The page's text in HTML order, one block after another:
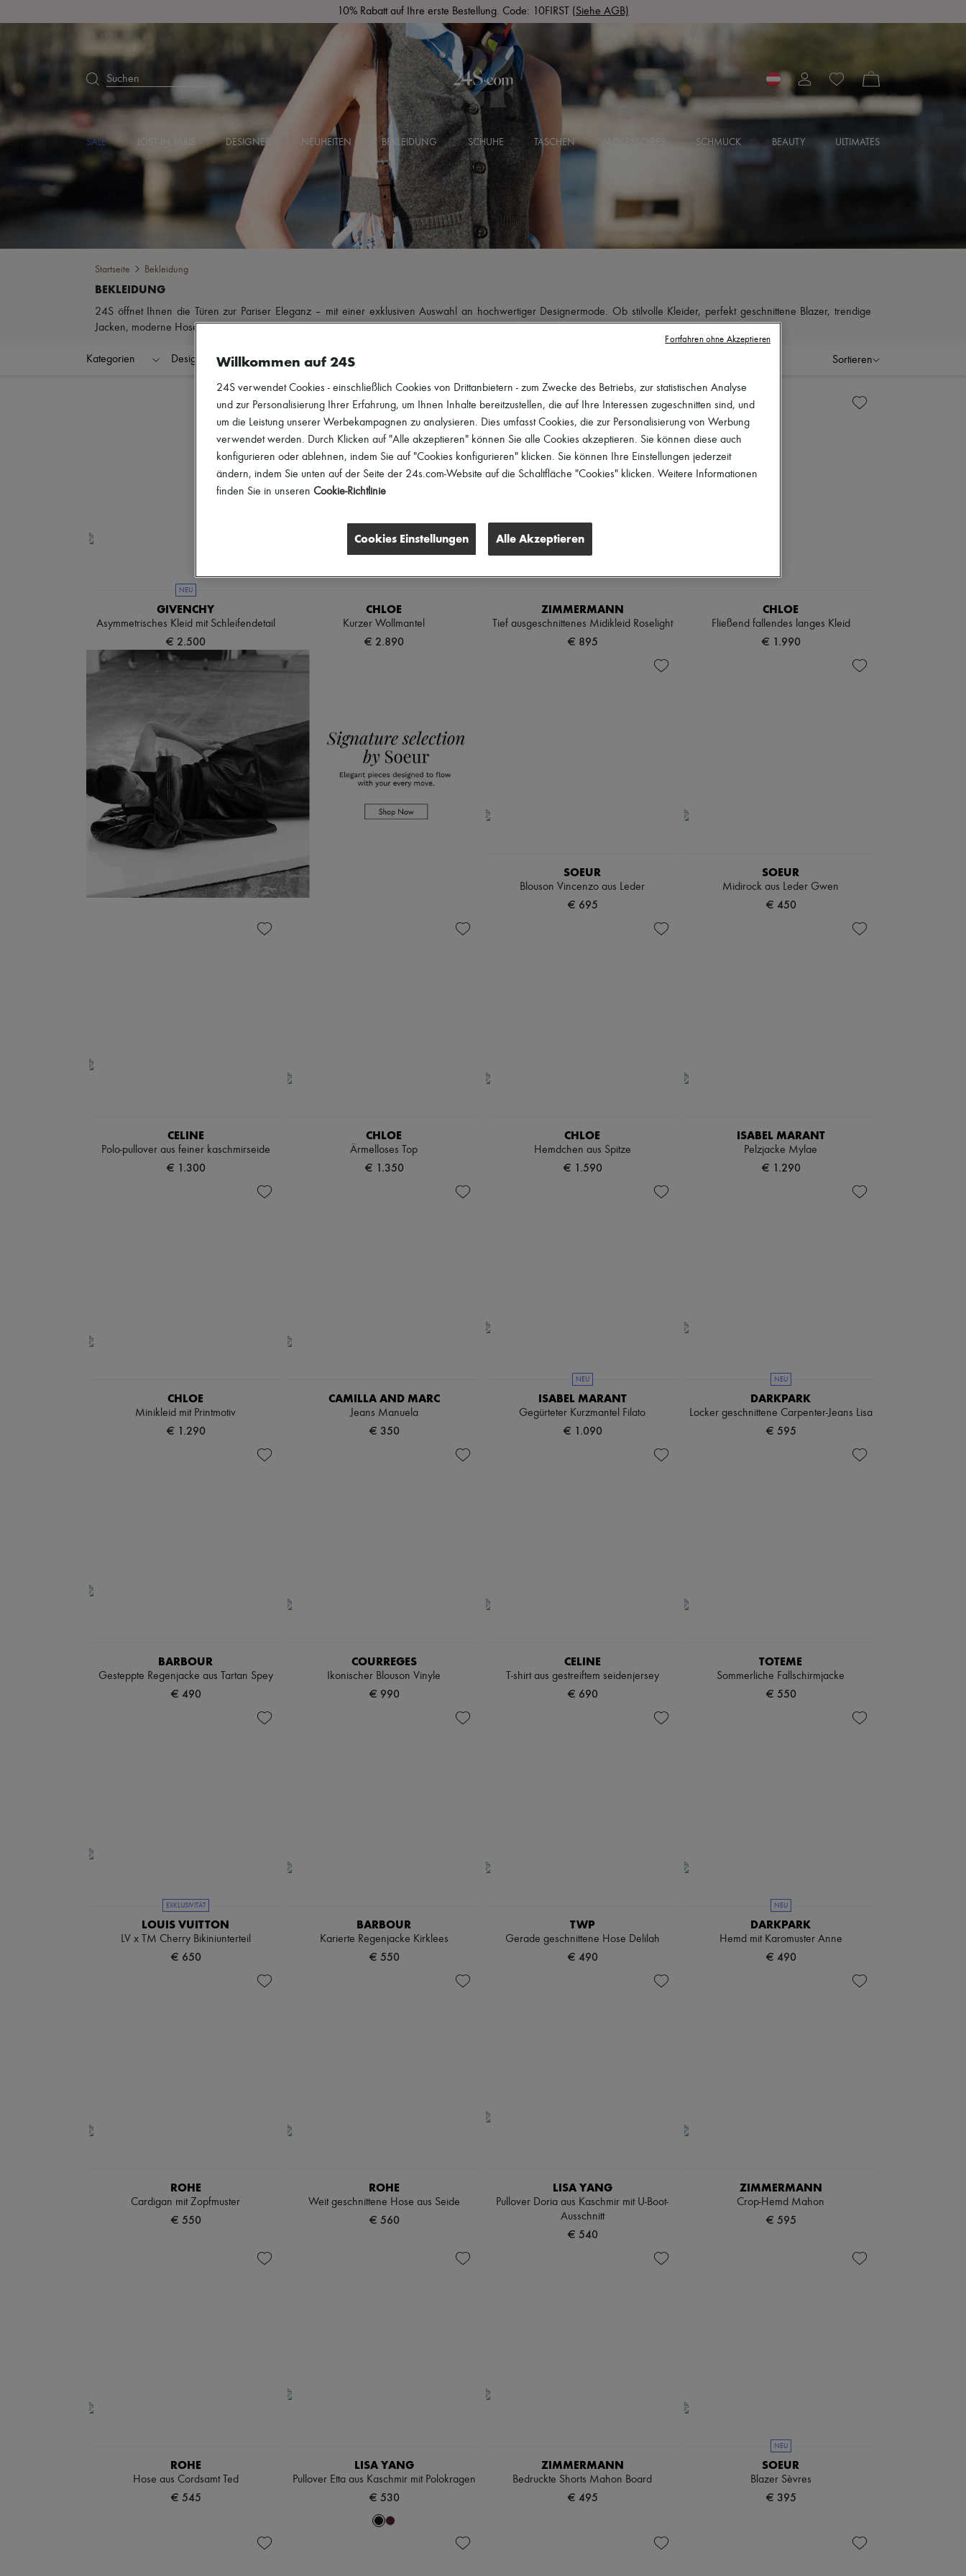
10% Rabatt auf Ihre erste Bestellung. Code: 10FIRST (Siehe AGB)
Suchen
SALE LOST IN PARIS DESIGNER NEUHEITEN BEKLEIDUNG SCHUHE TASCHEN ACCESSOIRES SCHMUCK BEAUTY ULTIMATES
Startseite Bekleidung
24S öffnet Ihnen die Türen zur Pariser Eleganz – mit einer exklusiven Auswahl an hochwertiger Designermode. Ob stilvolle Kleider, perfekt geschnittene Blazer, trendige
Jacken, moderne Hosen oder feine Blusen – gönnen Sie sich Looks, die Ihre Persönlichkeit unterstreichen, und veredeln Ihre Tages- und Abendoutfits.
Kategorien Designer Farben Größen Sortieren
NEU
GIVENCHY
Asymmetrisches Kleid mit Schleifendetail
€ 2.500
CHLOE
Kurzer Wollmantel
€ 2.890
ZIMMERMANN
Tief ausgeschnittenes Midikleid Roselight
€ 895
CHLOE
Fließend fallendes langes Kleid
€ 1.990
SOEUR
Blouson Vincenzo aus Leder
€ 695
SOEUR
Midirock aus Leder Gwen
€ 450
CELINE
Polo-pullover aus feiner kaschmirseide
€ 1.300
CHLOE
Ärmelloses Top
€ 1.350
CHLOE
Hemdchen aus Spitze
€ 1.590
ISABEL MARANT
Pelzjacke Mylae
€ 1.290
CHLOE
Minikleid mit Printmotiv
€ 1.290
CAMILLA AND MARC
Jeans Manuela
€ 350
NEU
ISABEL MARANT
Gegürteter Kurzmantel Filato
€ 1.090
NEU
DARKPARK
Locker geschnittene Carpenter-Jeans Lisa
€ 595
BARBOUR
Gesteppte Regenjacke aus Tartan Spey
€ 490
COURREGES
Ikonischer Blouson Vinyle
€ 990
CELINE
T-shirt aus gestreiftem seidenjersey
€ 690
TOTEME
Sommerliche Fallschirmjacke
€ 550
EXKLUSIVITÄT
LOUIS VUITTON
LV x TM Cherry Bikiniunterteil
€ 650
BARBOUR
Karierte Regenjacke Kirklees
€ 550
TWP
Gerade geschnittene Hose Delilah
€ 490
NEU
DARKPARK
Hemd mit Karomuster Anne
€ 490
ROHE
Cardigan mit Zopfmuster
€ 550
ROHE
Weit geschnittene Hose aus Seide
€ 560
LISA YANG
Pullover Doria aus Kaschmir mit U-Boot-
Ausschnitt
€ 540
ZIMMERMANN
Crop-Hemd Mahon
€ 595
ROHE
Hose aus Cordsamt Ted
€ 545
LISA YANG
Pullover Etta aus Kaschmir mit Polokragen
€ 530
ZIMMERMANN
Bedruckte Shorts Mahon Board
€ 495
NEU
SOEUR
Blazer Sèvres
€ 395
Willkommen auf 24S
24S verwendet Cookies - einschließlich Cookies von Drittanbietern - zum Zwecke des Betriebs, zur statistischen Analyse
und zur Personalisierung Ihrer Erfahrung, um Ihnen Inhalte bereitzustellen, die auf Ihre Interessen zugeschnitten sind, und
um die Leistung unserer Werbekampagnen zu analysieren. Dies umfasst Cookies, die zur Personalisierung von Werbung
verwendet werden. Durch Klicken auf "Alle akzeptieren" können Sie alle Cookies akzeptieren. Sie können diese auch
konfigurieren oder ablehnen, indem Sie auf "Cookies konfigurieren" klicken. Sie können Ihre Einstellungen jederzeit
ändern, indem Sie unten auf der Seite der 24s.com-Website auf die Schaltfläche "Cookies" klicken. Weitere Informationen
finden Sie in unseren Cookie-Richtlinie
Cookies Einstellungen Alle Akzeptieren
Fortfahren ohne Akzeptieren